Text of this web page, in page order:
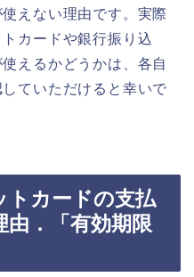
えない理由です。実際
カードや銀行振り込
えるかどうかは、各自
ていただけると幸いで
トカードの支払
．「有効期限